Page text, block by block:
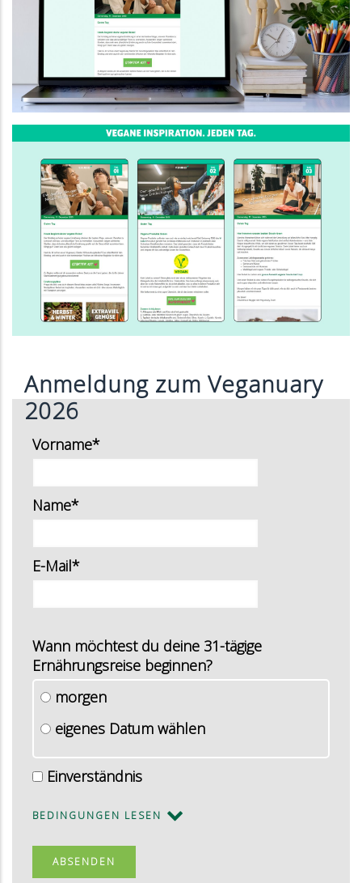
Anmeldung zum Veganuary
2026
Vorname*
Name*
E-Mail*
Wann möchtest du deine 31-tägige
Ernährungsreise beginnen?
morgen
eigenes Datum wählen
Einverständnis
BEDINGUNGEN LESEN